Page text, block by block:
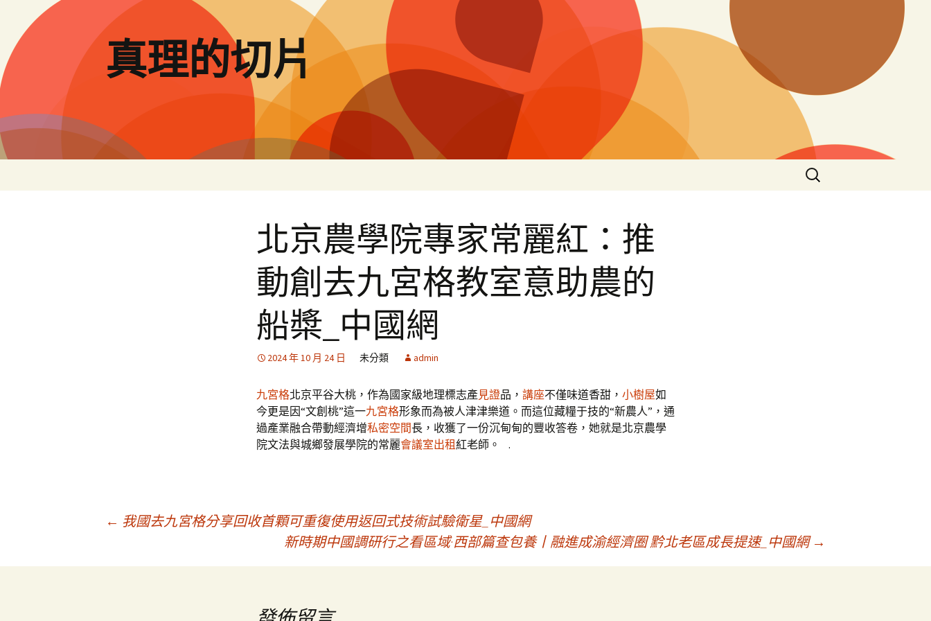
要
內
容
真理的切片
搜
尋
北京農學院專家常麗紅：推
動創去九宮格教室意助農的
船槳_中國網
2024 年 10 月 24 日 未分類 admin
九宮格北京平谷大桃，作為國家級地理標志產見證品， 講座不僅味道香甜， 小樹屋如
今更是因“文創桃”這一九宮格形象而為被人津津樂道。而這位藏糧于技的“新農人”，通
過產業融合帶動經濟增私密空間長，收獲了一份沉甸甸的豐收答卷，她就是北京農學
院文法與城鄉發展學院的常麗會議室出租紅老師。 .
章
← 我國去九宮格分享回收首顆可重復使用返回式技術試驗衛星_中國網
新時期中國調研行之看區域·西部篇查包養丨融進成渝經濟圈 黔北老區成長提速_中國網 →